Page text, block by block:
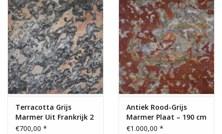
Terracotta Grijs
Marmer Uit Frankrijk 2
cm
€700,00 *
Antiek Rood-Grijs
Marmer Plaat – 190 cm
- 135 cm - 1,5 cm Dik
€1.000,00 *